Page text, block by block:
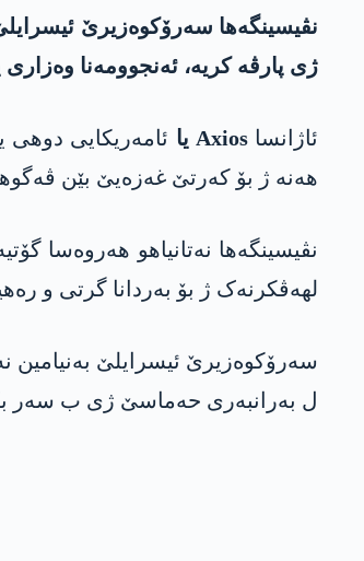
ژی پارڤە کریە، ئەنجوومەنا
ئاژانساAxios یا
ھەنە ژ بۆ کەرتێ غەزەیێ بێن
نڤیسینگەھا نەتانیاھو ھەروەسا
لھەڤکرنەک ژ بۆ بەردانا گرتی و
سەرۆکوەزیرێ ئیسرایلێ
ل بەرانبەری حەماسێ ژی ب سەر